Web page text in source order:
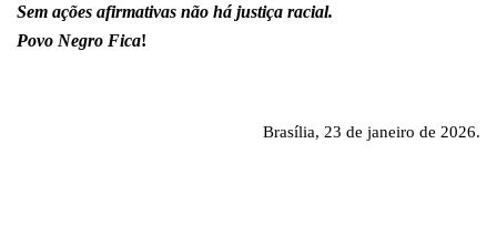
Sem ações afirmativas não há justiça racial.
Povo Negro Fica!
Brasília, 23 de janeiro de 2026.